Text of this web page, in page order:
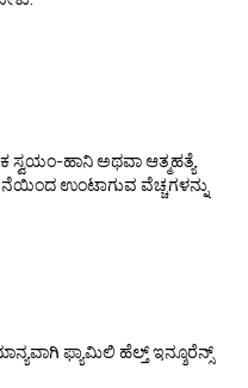
ಸ್ವಯಂ-ಹಾನಿ ಅಥವಾ ಆತ್ಮಹತ್ಯೆ
ಉಂಟಾಗುವ ವೆಚ್ಚಗಳನ್ನು
ಫ್ಯಾಮಿಲಿ ಹೆಲ್ತ್ ಇನ್ಶೂರೆನ್ಸ್